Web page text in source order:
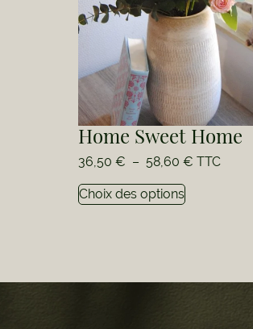
Home Sweet Home
36,50 € – 58,60 € TTC
Choix des options